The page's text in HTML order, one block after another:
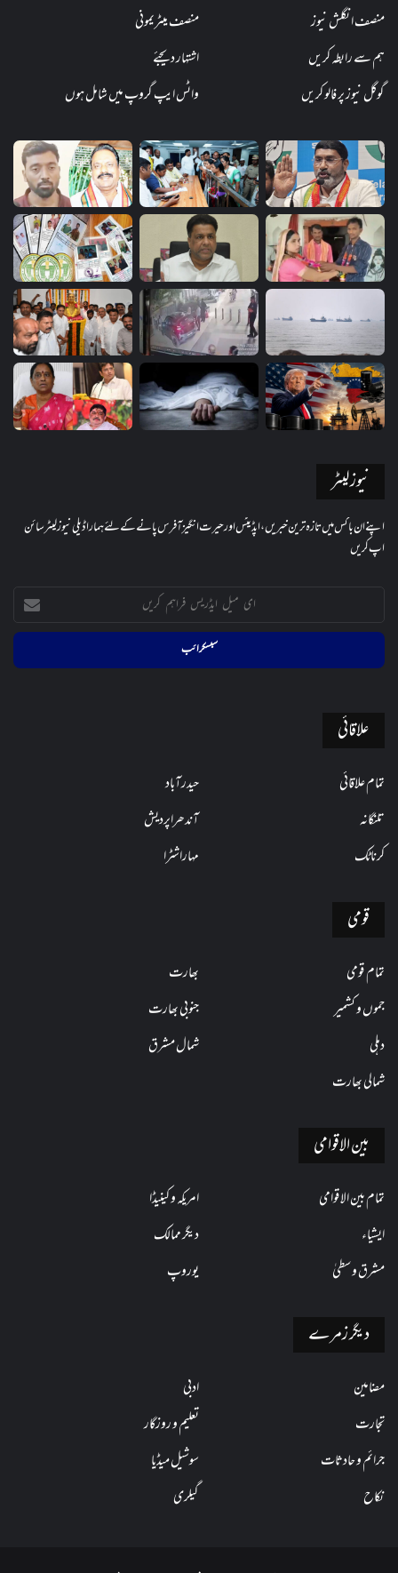
منصف انگلش نیوز
منصف میٹریمونی
ہم سے رابطہ کریں
اشتہار دیجئے
گوگل نیوز پر فالو کریں
واٹس ایپ گروپ میں شامل ہوں
نیوز لیٹر
اپنے ان باکس میں تازہ ترین خبریں، اپڈیٹس اور حیرت انگیز آفرس پانے کے لئے ہمارا ڈیلی نیوز لیٹر سائن
اپ کریں
ایڈریس
کریں
علاقائی
تمام علاقائی
حیدرآباد
تلنگانہ
آندھراپردیش
کرناٹک
مہاراشٹرا
قومی
تمام قومی
بھارت
جموں و کشمیر
جنوبی بھارت
دہلی
شمال مشرق
شمالی بھارت
بین الاقوامی
تمام بین الاقوامی
امریکہ و کینیڈا
ایشیاء
دیگر ممالک
مشرق وسطیٰ
یوروپ
دیگر زمرے
مضامین
ادبی
تجارت
تعلیم و روزگار
جرائم و حادثات
سوشیل میڈیا
نکاح
گیلری